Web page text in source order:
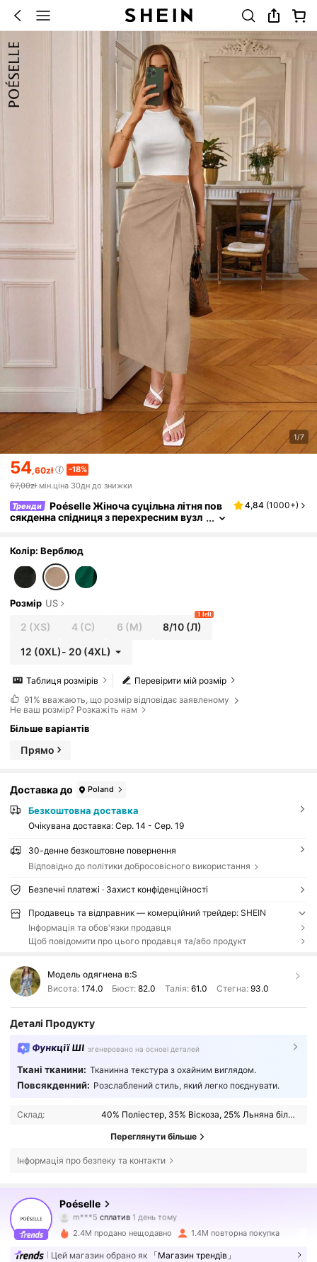
1/7
54,60zł
-18%
67,00zł мін.ціна 30дн до знижки
Тренди
Poéselle Жіноча суцільна літня пов
сякденна спідниця з перехресним вузл
4,84 (1000+)
Колір: Верблюд
Розмір US
2 (XS) 4 (С) 6 (М) 8/10 (Л)
1 left
12 (0XL)- 20 (4XL)
Перевірити мій розмір
Таблиця розмірів
91% вважають, що розмір відповідає заявленому
Не ваш розмір? Розкажіть нам
Більше варіантів
Прямо
Доставка до Poland
Безкоштовна доставка
Очікувана доставка: Сер. 14 - Сер. 19
30-денне безкоштовне повернення
Відповідно до політики добросовісного використання
Безпечні платежі · Захист конфіденційності
Продавець та відправник — комерційний трейдер: SHEIN
Інформація та обов'язки продавця
Щоб повідомити про цього продавця та/або продукт
Модель одягнена в:S
Висота: 174.0 Бюст:82.0 Талія: 61.0 Стегна: 93.0
Деталі Продукту
Функції ШІ згенеровано на основі деталей
Ткані тканини: Тканинна текстура з охайним виглядом.
Повсякденний: Розслаблений стиль, який легко поєднувати.
Склад: 40% Поліестер, 35% Віскоза, 25% Льняна білизна
Переглянути більше
Інформація про безпеку та контакти
Poéselle
m***5сплатив
m***9 підписався на10 хвилин тому
2.4M продано нещодавно 1.4M повторна покупка
Цей магазин обрано як 「Магазин трендів」